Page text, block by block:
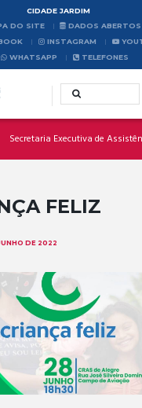
CIDADE JARDIM
DO SITE
DADOS ABERTOS
INSTAGRAM
WHATSAPP
TELEFONES
Secretaria Executiva de
FELIZ
DE 2022